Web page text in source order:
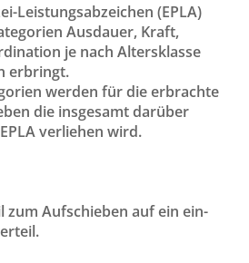
Leistungsabzeichen (EPLA)
Ausdauer, Kraft,
je nach Altersklasse
erbringt.
werden für die erbrachte
die insgesamt darüber
verliehen wird.
zum Aufschieben auf ein ein-